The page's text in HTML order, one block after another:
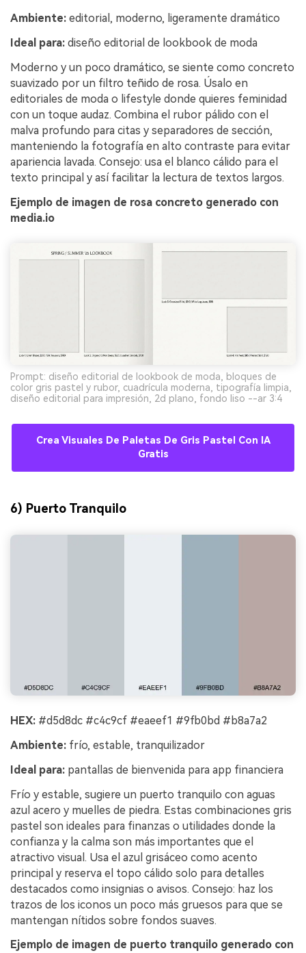
Ambiente: editorial, moderno, ligeramente dramático
Ideal para: diseño editorial de lookbook de moda
Moderno y un poco dramático, se siente como concreto
suavizado por un filtro teñido de rosa. Úsalo en
editoriales de moda o lifestyle donde quieres feminidad
con un toque audaz. Combina el rubor pálido con el
malva profundo para citas y separadores de sección,
manteniendo la fotografía en alto contraste para evitar
apariencia lavada. Consejo: usa el blanco cálido para el
texto principal y así facilitar la lectura de textos largos.
Ejemplo de imagen de rosa concreto generado con
media.io
Prompt: diseño editorial de lookbook de moda, bloques de
color gris pastel y rubor, cuadrícula moderna, tipografía limpia,
diseño editorial para impresión, 2d plano, fondo liso --ar 3:4
Crea Visuales De Paletas De Gris Pastel Con IA
Gratis
6) Puerto Tranquilo
HEX: #d5d8dc #c4c9cf #eaeef1 #9fb0bd #b8a7a2
Ambiente: frío, estable, tranquilizador
Ideal para: pantallas de bienvenida para app financiera
Frío y estable, sugiere un puerto tranquilo con aguas
azul acero y muelles de piedra. Estas combinaciones gris
pastel son ideales para finanzas o utilidades donde la
confianza y la calma son más importantes que el
atractivo visual. Usa el azul grisáceo como acento
principal y reserva el topo cálido solo para detalles
destacados como insignias o avisos. Consejo: haz los
trazos de los iconos un poco más gruesos para que se
mantengan nítidos sobre fondos suaves.
Ejemplo de imagen de puerto tranquilo generado con